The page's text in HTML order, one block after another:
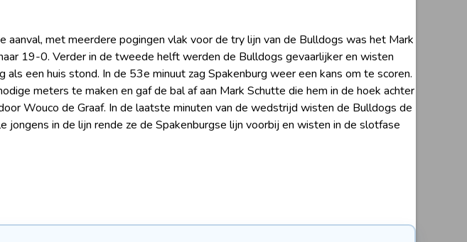
met meerdere pogingen vlak voor de try lijn van de Bulldogs was het Mark
19-0. Verder in de tweede helft werden de Bulldogs gevaarlijker en wisten
een huis stond. In de 53e minuut zag Spakenburg weer een kans om te scoren.
meters te maken en gaf de bal af aan Mark Schutte die hem in de hoek achter
Wouco de Graaf. In de laatste minuten van de wedstrijd wisten de Bulldogs de
in de lijn rende ze de Spakenburgse lijn voorbij en wisten in de slotfase